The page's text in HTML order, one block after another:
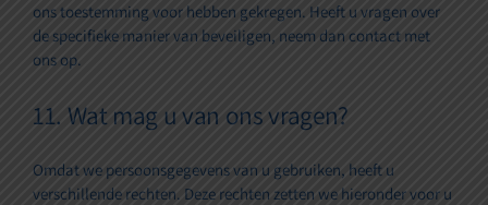
ons toestemming voor hebben gekregen. Heeft u vragen over
de specifieke manier van beveiligen, neem dan contact met
ons op.
11. Wat mag u van ons vragen?
Omdat we persoonsgegevens van u gebruiken, heeft u
verschillende rechten. Deze rechten zetten we hieronder voor u